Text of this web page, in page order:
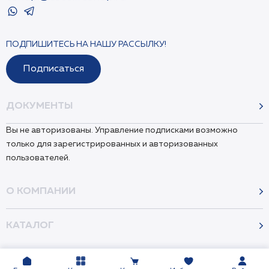
ДОКУМЕНТЫ
Вы не авторизованы. Управление подписками возможно
только для зарегистрированных и авторизованных
пользователей.
О КОМПАНИИ
КАТАЛОГ
ПОДПИШИТЕСЬ НА НАШУ РАССЫЛКУ!
Подписаться